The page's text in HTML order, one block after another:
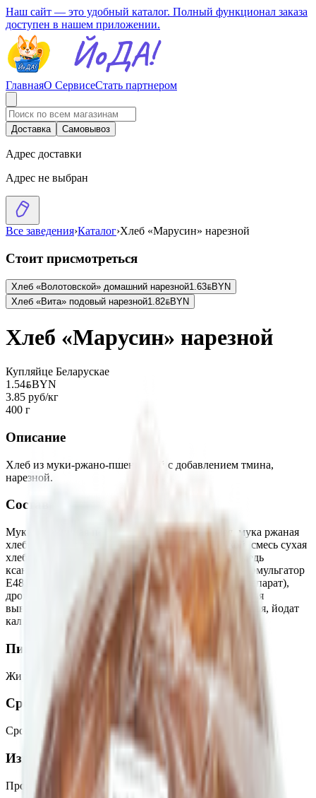
Наш сайт — это удобный каталог. Полный функционал заказа
доступен в нашем приложении.
ГлавнаяО СервисеСтать партнером
Доставка Самовывоз
Адрес доставки
Адрес не выбран
Все заведения›Каталог›Хлеб «Марусин» нарезной
Стоит присмотреться
Хлеб «Волотовской» домашний нарезной1.63BYNBYN
Хлеб «Вита» подовый нарезной1.82BYNBYN
Хлеб «Марусин» нарезной
Купляйце Беларускае
1.54BYNBYN
3.85 руб/кг
400 г
Описание
Хлеб из муки-ржано-пшеничной с добавлением тмина,
нарезной.
Состав
Мука пшеничная первого сорта, вода питьевая, мука ржаная
хлебопекарная сеяная, сахар, солод ржаной сухой, смесь сухая
хлебопекарная «Ржаная люкс» (стабилизатор- камедь
ксантановая, антиокислитель - кислота лимонная, эмульгатор
Е481, мука ржаная экструзионная, ферментный препарат),
дрожжи хлебопекарные прессованные, соль пищевая
выварочная йодированная (соль пищевая выварочная, йодат
калия, агент антислеживающий Е536), тмин.
Пищевая ценность на 100г
Жиры Белки 6.5 Калории 230 Углеводы: 49
Срок годности
Срок годности 96 часов
Изготовитель
Производитель:
КУП «Минскхлебпром»